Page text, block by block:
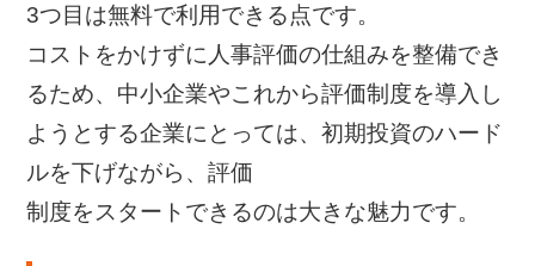
3つ目は無料で利用できる点です。
コストをかけずに人事評価の仕組みを整備でき
るため、中小企業やこれから評価制度を導入し
ようとする企業にとっては、初期投資のハード
ルを下げながら、評価
制度をスタートできるのは大きな魅力です。